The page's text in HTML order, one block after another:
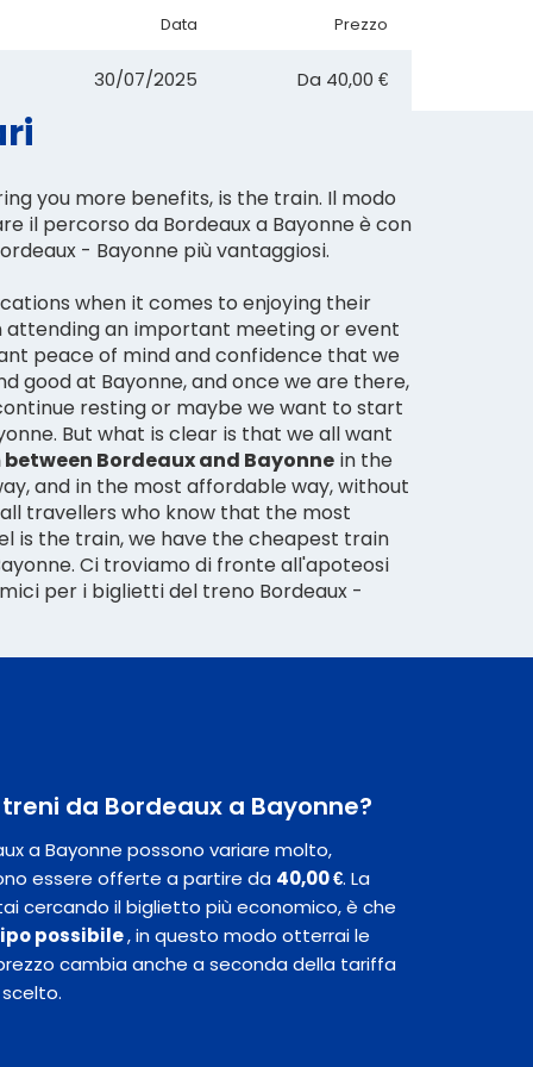
Data Prezzo
30/07/2025 Da 40,00 €
you more benefits, is the train. Il modo
il percorso da Bordeaux a Bayonne è con
- Bayonne più vantaggiosi.
when it comes to enjoying their
attending an important meeting or event
peace of mind and confidence that we
good at Bayonne, and once we are there,
resting or maybe we want to start
But what is clear is that we all want
between Bordeaux and Bayonne in the
and in the most affordable way, without
travellers who know that the most
is the train, we have the cheapest train
Ci troviamo di fronte all'apoteosi
per i biglietti del treno Bordeaux -
da Bordeaux a Bayonne?
a Bayonne possono variare molto,
essere offerte a partire da 40,00 €. La
cercando il biglietto più economico, è che
possibile, in questo modo otterrai le
cambia anche a seconda della tariffa